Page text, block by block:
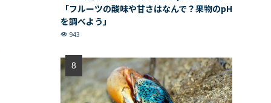
「フルーツの酸味や甘さはなんで？果物のpH
を調べよう」
943